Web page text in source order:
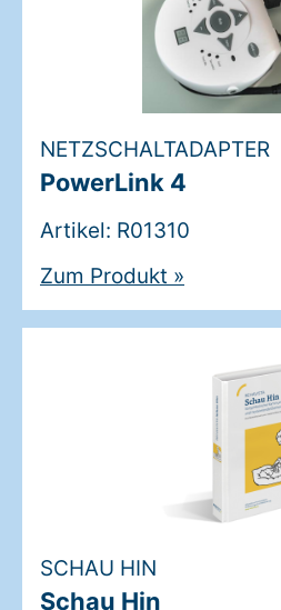
NETZSCHALTADAPTER
PowerLink 4
Artikel: R01310
Zum Produkt »
SCHAU HIN
Schau Hin